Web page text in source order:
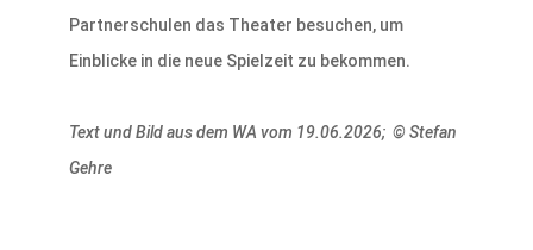
Partnerschulen das Theater besuchen, um
Einblicke in die neue Spielzeit zu bekommen.
Text und Bild aus dem WA vom 19.06.2026; © Stefan
Gehre